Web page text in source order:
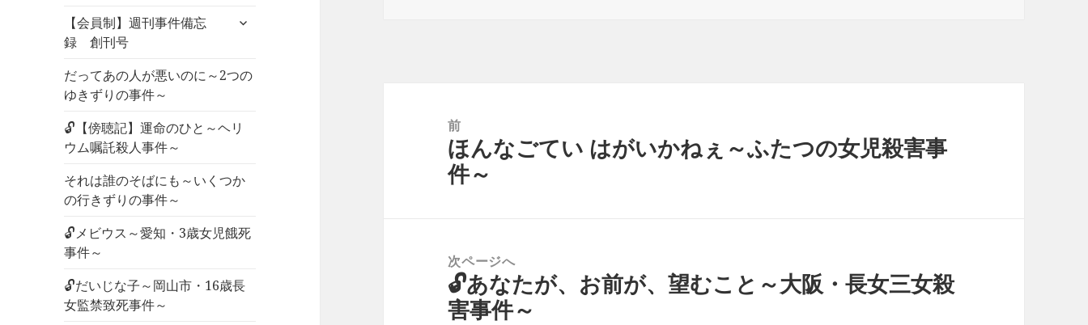
ュ
展
【会員制】週刊事件備忘
録 創刊号
サ
ニ
を
だってあの人が悪いのに～2つの
ゆきずりの事件～
🔓【傍聴記】運命のひと～ヘリ
ウム嘱託殺人事件～
それは誰のそばにも～いくつか
の行きずりの事件～
🔓メビウス～愛知・3歳女児餓死
事件～
🔓だいじな子～岡山市・16歳長
女監禁致死事件～
前
前
の
ほんなごてい はがいかねぇ～ふたつの女児殺害事
件～
次ページへ
次
の
🔓あなたが、お前が、望むこと～大阪・長女三女殺
害事件～